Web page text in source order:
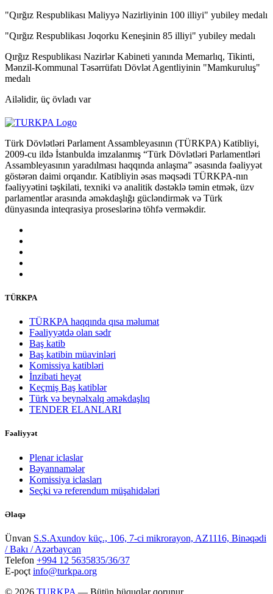
"Qırğız Respublikası Maliyyə Nazirliyinin 100 illiyi" yubiley medalı
"Qırğız Respublikası Joqorku Keneşinin 85 illiyi" yubiley medalı
Qırğız Respublikası Nazirlər Kabineti yanında Memarlıq, Tikinti,
Mənzil-Kommunal Təsərrüfatı Dövlət Agentliyinin "Mamkuruluş"
medalı
Ailəlidir, üç övladı var
Türk Dövlətləri Parlament Assambleyasının (TÜRKPA) Katibliyi,
2009-cu ildə İstanbulda imzalanmış “Türk Dövlətləri Parlamentləri
Assambleyasının yaradılması haqqında anlaşma” əsasında fəaliyyət
göstərən daimi orqandır. Katibliyin əsas məqsədi TÜRKPA-nın
fəaliyyətini təşkilati, texniki və analitik dəstəklə təmin etmək, üzv
parlamentlər arasında əməkdaşlığı gücləndirmək və Türk
dünyasında inteqrasiya proseslərinə töhfə verməkdir.
TÜRKPA
TÜRKPA haqqında qısa məlumat
Fəaliyyətdə olan sədr
Baş katib
Baş katibin müavinləri
Komissiya katibləri
İnzibati heyət
Keçmiş Baş katiblər
Türk və beynəlxalq əməkdaşlıq
TENDER ELANLARI
Fəaliyyət
Plenar iclaslar
Bəyannamələr
Komissiya iclasları
Seçki və referendum müşahidələri
Əlaqə
Ünvan S.S.Axundov küç., 106, 7-ci mikrorayon, AZ1116, Binəqədi
/ Bakı / Azərbaycan
Telefon +994 12 5635835/36/37
E-poçt info@turkpa.org
© 2026 TURKPA — Bütün hüquqlar qorunur